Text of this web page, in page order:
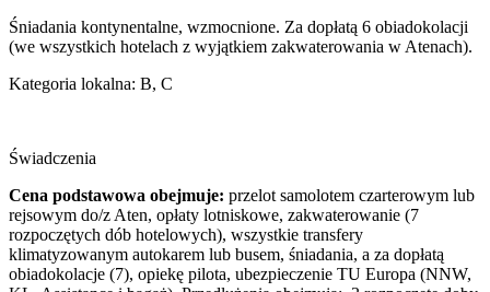
Śniadania kontynentalne, wzmocnione. Za dopłatą 6 obiadokolacji
(we wszystkich hotelach z wyjątkiem zakwaterowania w Atenach).
Kategoria lokalna: B, C
Świadczenia
Cena podstawowa obejmuje: przelot samolotem czarterowym lub
rejsowym do/z Aten, opłaty lotniskowe, zakwaterowanie (7
rozpoczętych dób hotelowych), wszystkie transfery
klimatyzowanym autokarem lub busem, śniadania, a za dopłatą
obiadokolacje (7), opiekę pilota, ubezpieczenie TU Europa (NNW,